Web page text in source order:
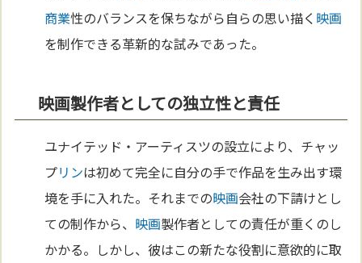
商業性のバランスを保ちながら自らの思い描く 映画
を制作できる革新的な試みであった。
映画製作者としての独立性と責任
ユナイテッド・アーティスツの設立により、チャッ
プリンは初めて完全に自分の手で作品を生み出す環
境を手に入れた。それまでの映画会社の下請けとし
ての制作から、 映画製作者としての責任が重くのし
かかる。しかし、彼はこの新たな役割に意欲的に取